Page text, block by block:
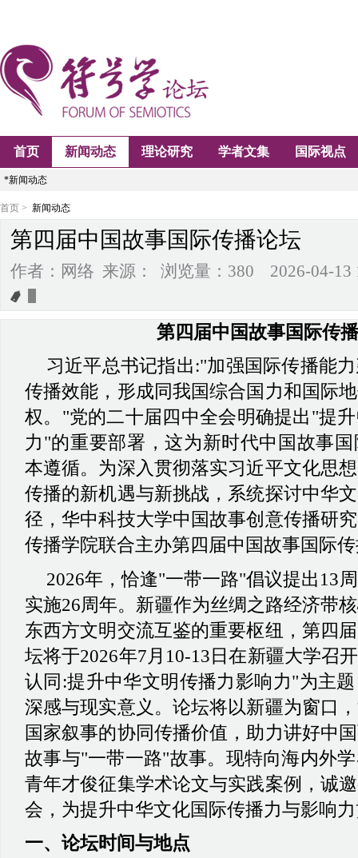
首页 新闻动态 理论研究 学者文集 国际视点
*新闻动态
首页 > 新闻动态
第四届中国故事国际传播论坛
作者：网络 来源： 浏览量：380 2026-04-13
第四届中国故事国际传
习近平总书记指出:"加强国际传播能
传播效能，形成同我国综合国力和国际
权。"党的二十届四中全会明确提出"提
力"的重要部署，这为新时代中国故事
本遵循。为深入贯彻落实习近平文化思
传播的新机遇与新挑战，系统探讨中华
径，华中科技大学中国故事创意传播研
传播学院联合主办第四届中国故事国际
2026年，恰逢"一带一路"倡议提出13
实施26周年。新疆作为丝绸之路经济带
东西方文明交流互鉴的重要枢纽，第四
坛将于2026年7月10-13日在新疆大学召
认同:提升中华文明传播力影响力"为主
深感与现实意义。论坛将以新疆为窗口
国家叙事的协同传播价值，助力讲好中
故事与"一带一路"故事。现特向海内外
青年才俊征集学术论文与实践案例，诚
会，为提升中华文化国际传播力与影响
一、论坛时间与地点